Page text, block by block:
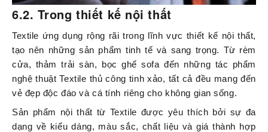
6.2. Trong thiết kế nội thất
Textile ứng dụng rộng rãi trong lĩnh vực thiết kế nội thất,
tạo nên những sản phẩm tinh tế và sang trọng. Từ rèm
cửa, thảm trải sàn, bọc ghế sofa đến những tác phẩm
nghệ thuật Textile thủ công tinh xảo, tất cả đều mang đến
vẻ đẹp độc đáo và cá tính riêng cho không gian sống.
Sản phẩm nội thất từ Textile được yêu thích bởi sự đa
dạng về kiểu dáng, màu sắc, chất liệu và giá thành hợp